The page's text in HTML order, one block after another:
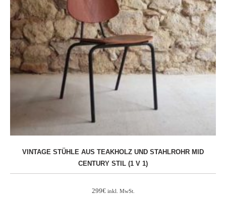
VINTAGE STÜHLE AUS TEAKHOLZ UND STAHLROHR MID
CENTURY STIL (1 V 1)
299€ inkl. MwSt.